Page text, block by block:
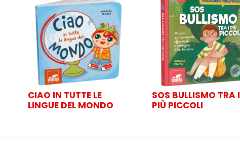
CIAO IN TUTTE LE
LINGUE DEL MONDO
SOS BULLISMO TRA I
PIÙ PICCOLI